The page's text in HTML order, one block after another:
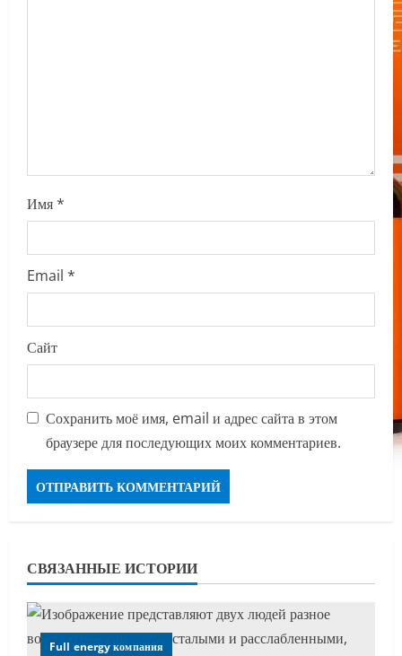
Имя*
Email *
Сайт
Сохранить моё имя, email и адрес сайта в этом
браузере для последующих моих комментариев.
СВЯЗАННЫЕ ИСТОРИИ
Full energy компания